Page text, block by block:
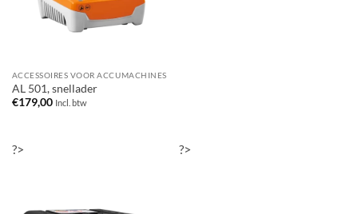
ACCESSOIRES VOOR ACCUMACHINES
AL 501, snellader
€179,00 Incl. btw
?> ?>